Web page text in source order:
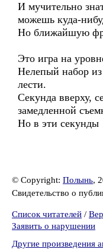
И мучительно
можешь куда-
Но ближайшую
Это игра на
Нелепый набор
лести.
Секунда вверху,
замедленной
Но в эти
© Copyright: Полынь,
Свидетельство о
Список читателей /
Заявить о нарушении
Другие произведения